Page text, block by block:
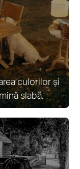
culorilor și
slabă.